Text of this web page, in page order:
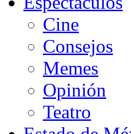
Cine
Consejos
Memes
Opinión
Teatro